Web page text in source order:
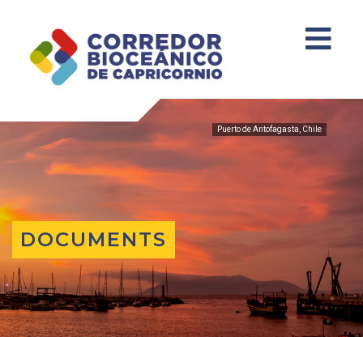
Puerto de Antofagasta, Chile
DOCUMENTS